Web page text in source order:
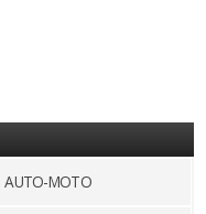
AUTO-MOTO